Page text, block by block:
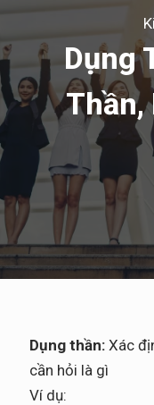
Dụng
Thần,
Dụng thần: Xác
cần hỏi là gì
Ví dụ: